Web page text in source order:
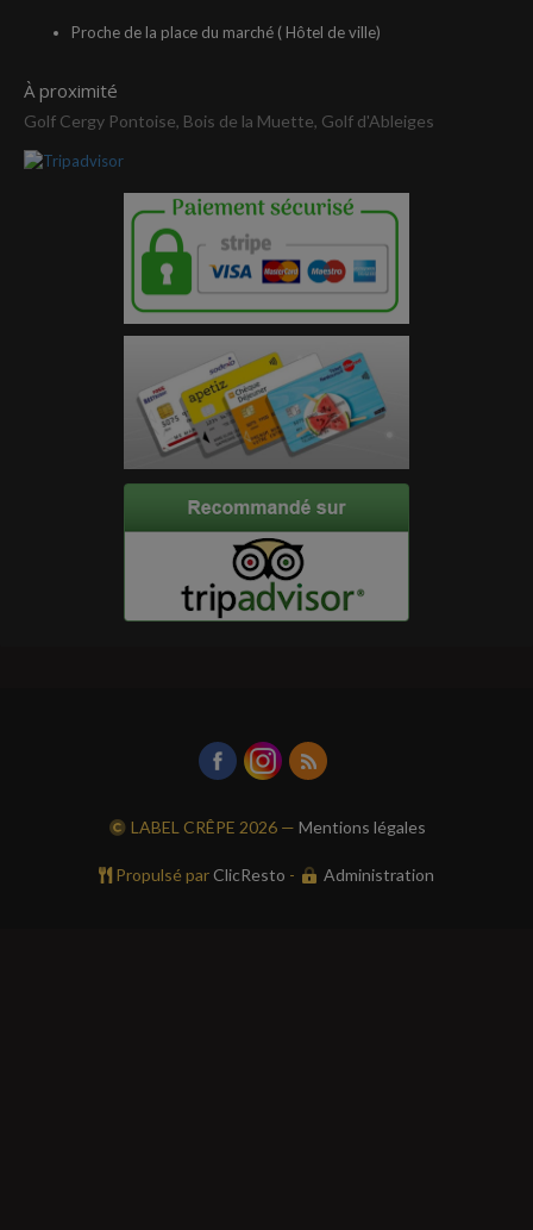
Proche de la place du marché ( Hôtel de ville)
À proximité
Golf Cergy Pontoise, Bois de la Muette, Golf d'Ableiges
LABEL CRÊPE 2026 —Mentions légales
Propulsé par ClicResto - Administration